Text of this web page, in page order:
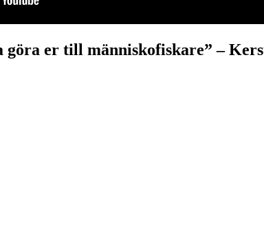
göra er till människofiskare” –